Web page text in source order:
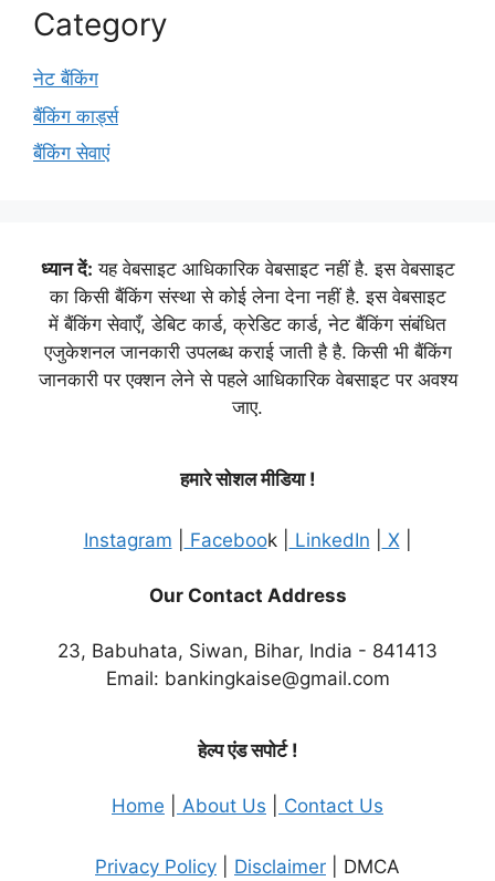
Category
नेट बैंकिंग
बैंकिंग कार्ड्स
बैंकिंग सेवाएं
ध्यान दें: यह वेबसाइट आधिकारिक वेबसाइट नहीं है. इस वेबसाइट
का किसी बैंकिंग संस्था से कोई लेना देना नहीं है. इस वेबसाइट
में बैंकिंग सेवाएँ, डेबिट कार्ड, क्रेडिट कार्ड, नेट बैंकिंग संबंधित
एजुकेशनल जानकारी उपलब्ध कराई जाती है है. किसी भी बैंकिंग
जानकारी पर एक्शन लेने से पहले आधिकारिक वेबसाइट पर अवश्य
जाए.
हमारे सोशल मीडिया !
Instagram Facebook | LinkedIn X|
Our Contact Address
23, Babuhata, Siwan, Bihar, India - 841413
Email: bankingkaise@gmail.com
हेल्प एंड सपोर्ट !
Home About Us Contact Us
Privacy Policy Disclaimer | DMCA